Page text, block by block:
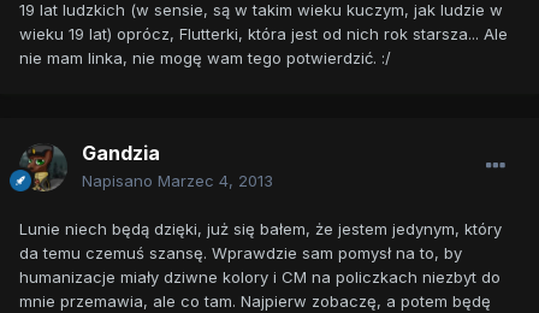
19 lat ludzkich (w sensie, są w takim wieku kuczym, jak ludzie w
wieku 19 lat) oprócz, Flutterki, która jest od nich rok starsza... Ale
nie mam linka, nie mogę wam tego potwierdzić. :/
Gandzia
Napisano Marzec 4, 2013
Lunie niech będą dzięki, już się bałem, że jestem jedynym, który
da temu czemuś szansę. Wprawdzie sam pomysł na to, by
humanizacje miały dziwne kolory i CM na policzkach niezbyt do
mnie przemawia, ale co tam. Najpierw zobaczę, a potem będę